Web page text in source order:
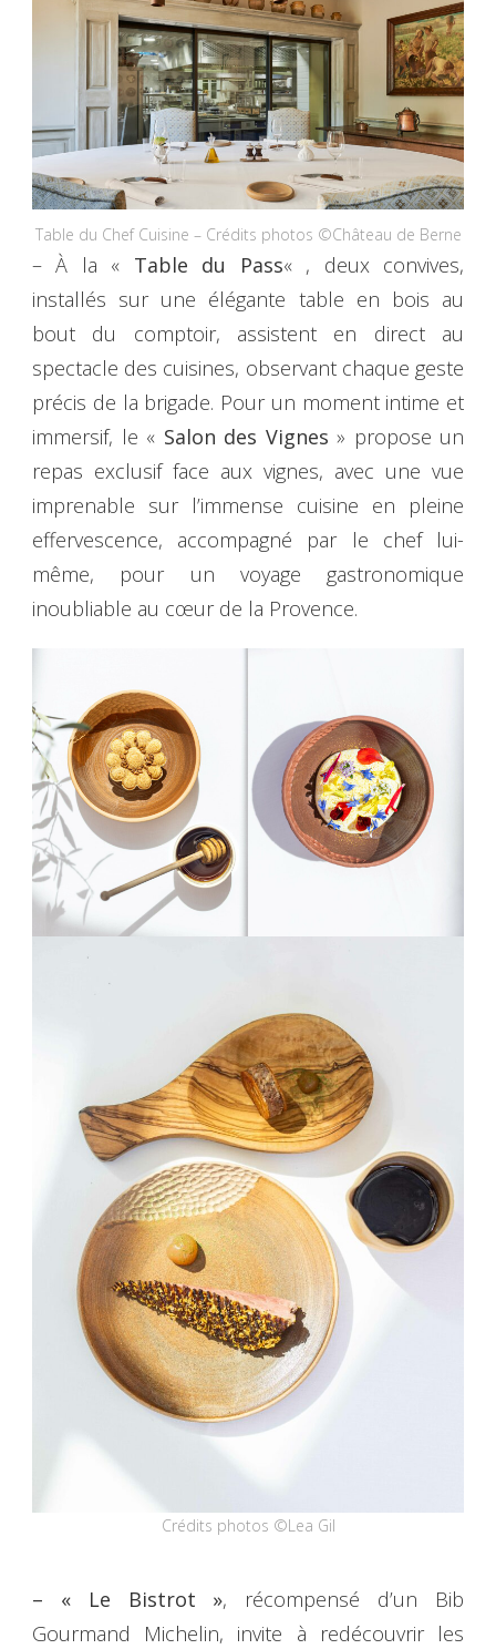
Table du Chef Cuisine – Crédits photos ©Château de Berne
– À la « Table du Pass« , deux convives,
installés sur une élégante table en bois au
bout du comptoir, assistent en direct au
spectacle des cuisines, observant chaque geste
précis de la brigade. Pour un moment intime et
immersif, le « Salon des Vignes » propose un
repas exclusif face aux vignes, avec une vue
imprenable sur l’immense cuisine en pleine
effervescence, accompagné par le chef lui-
même, pour un voyage gastronomique
inoubliable au cœur de la Provence.
Crédits photos ©Lea Gil
– « Le Bistrot », récompensé d’un Bib
Gourmand Michelin, invite à redécouvrir les